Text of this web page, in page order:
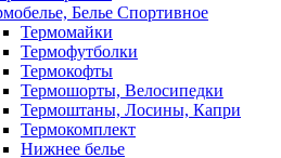
Белье Спортивное
Термомайки
Термофутболки
Термокофты
Термошорты, Велосипедки
Термоштаны, Лосины, Капри
Термокомплект
Нижнее белье